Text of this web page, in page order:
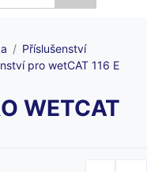
Příslušenství
pro wetCAT 116 E
WETCAT